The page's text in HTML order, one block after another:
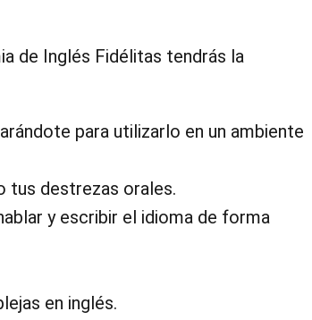
de Inglés Fidélitas tendrás la
para utilizarlo en un ambiente
tus destrezas orales.
y escribir el idioma de forma
en inglés.